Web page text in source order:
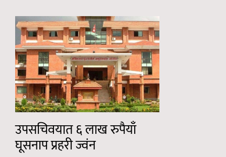
उपसचिवयात ६ लाख रुपैयाँ
घूसनाप प्रहरी ज्वंन